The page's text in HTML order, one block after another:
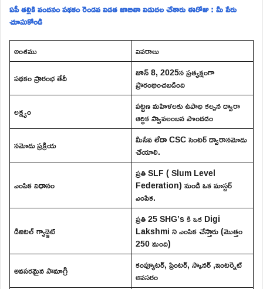
ఏపీ తల్లికి వందనం పథకం రెండవ విడత జాబితా విడుదల చేశారు ఈరోజు : మీ పేరు
చూసుకోండి
అంశము
వివరాలు
పథకం ప్రారంభ తేదీ
జూన్ 8, 2025న ప్రత్యక్షంగా
ప్రారంభించబడింది
లక్ష్యం
పట్టణ మహిళలకు ఉపాధి కల్పన ద్వారా
ఆర్ధిక స్వావలంబన పొందడం
నమోదు ప్రక్రియ
మీసేవ లేదా CSC సెంటర్ ద్వారానమోదు
చేయాలి.
ఎంపిక విధానం
ప్రతి SLF ( Slum Level
Federation) నుండి ఒక మాస్టర్
ఎంపిక.
డిజిటల్ గ్యాడ్జెట్
ప్రతి 25 SHG’s కి ఒక Digi
Lakshmi ని ఎంపిక చేస్తారు (మొత్తం
250 మంది)
అవసరమైన సామాగ్రి
కంప్యూటర్, ప్రింటర్, స్కానర్ ,ఇంటర్నెట్
అవసరం